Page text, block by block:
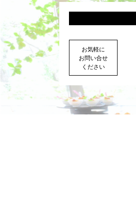
お気軽に
お問い合せ
ください